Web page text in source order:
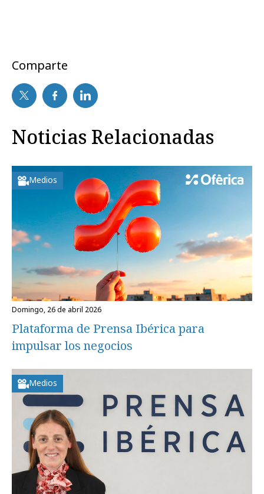
Comparte
Noticias Relacionadas
Medios
domingo, 26 de abril 2026
Plataforma de Prensa Ibérica para
impulsar los negocios
Medios